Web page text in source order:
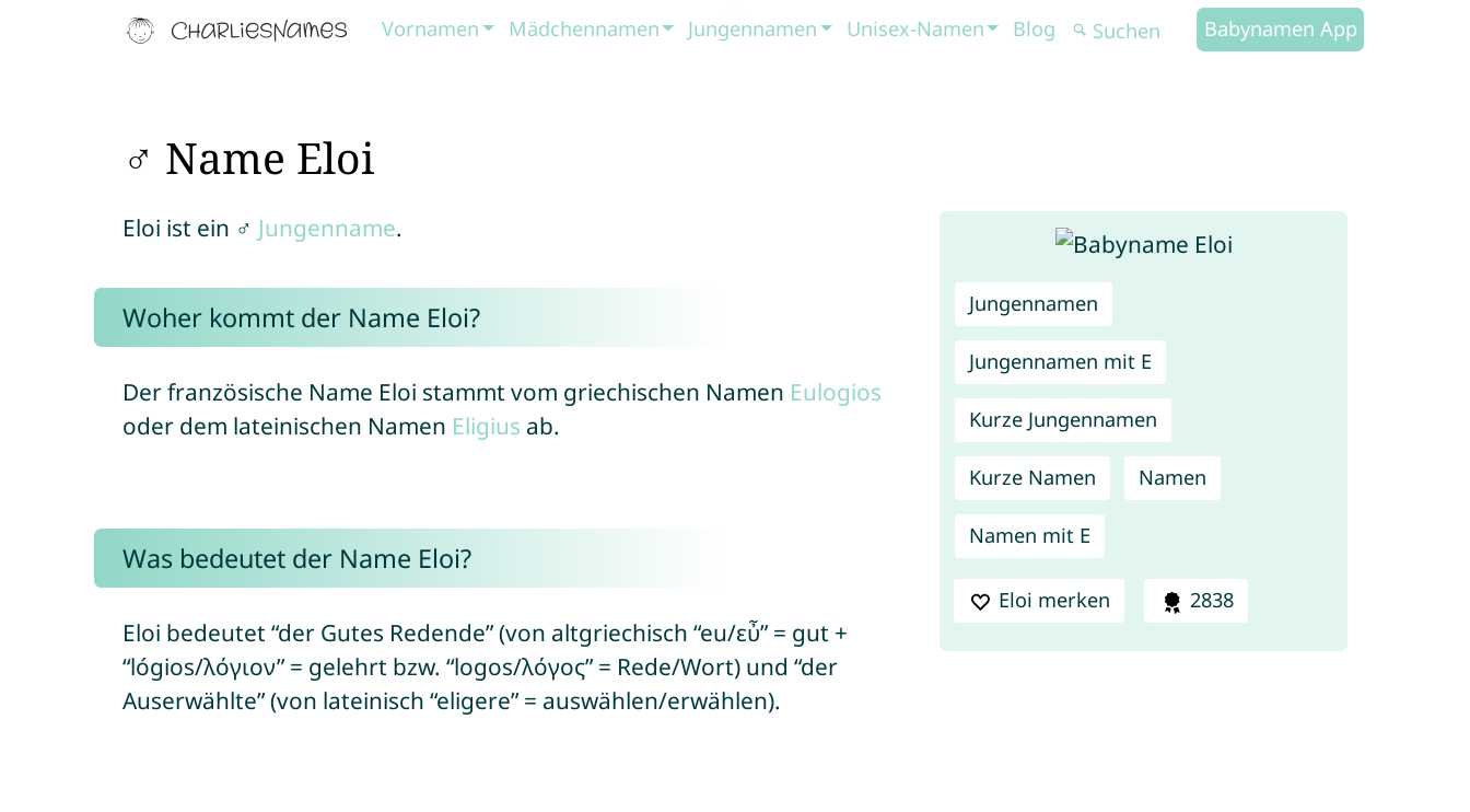
Vornamen Mädchennamen Jungennamen Unisex-Namen Blog Babynamen App
♂ Name Eloi
Jungennamen
Jungennamen mit E
Kurze Jungennamen
Kurze Namen Namen
Namen mit E
Eloi merken 2838
Eloi ist ein ♂ Jungenname.
Woher kommt der Name Eloi?
Der französische Name Eloi stammt vom griechischen Namen Eulogios
oder dem lateinischen Namen Eligius ab.
Was bedeutet der Name Eloi?
Eloi bedeutet “der Gutes Redende” (von altgriechisch “eu/εὖ” = gut +
“lógios/λόγιον” = gelehrt bzw. “logos/λόγος” = Rede/Wort) und “der
Auserwählte” (von lateinisch “eligere” = auswählen/erwählen).